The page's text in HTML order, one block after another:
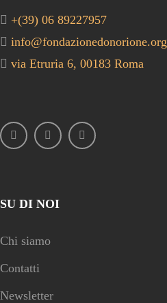
+(39) 06 89227957
info@fondazionedonorione.org
via Etruria 6, 00183 Roma
SU DI NOI
Chi siamo
Contatti
Newsletter